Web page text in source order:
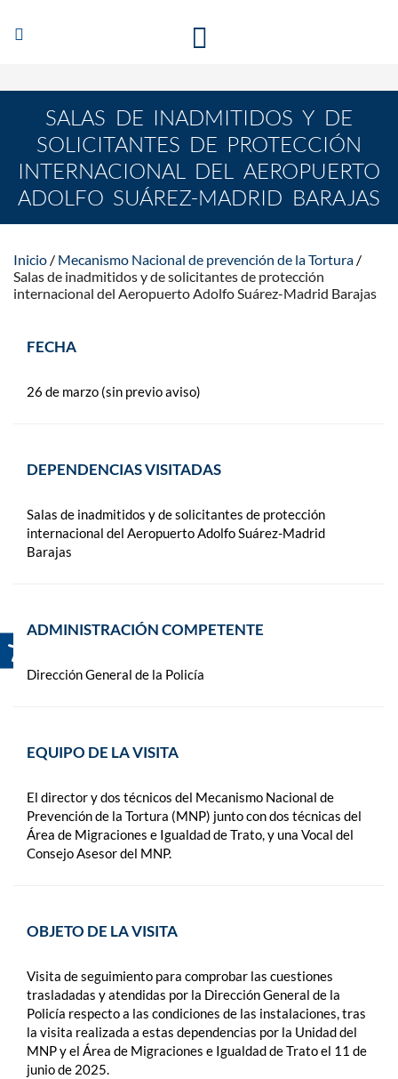
Abrir/Cerrar
navegación
SALAS DE INADMITIDOS Y DE
SOLICITANTES DE PROTECCIÓN
INTERNACIONAL DEL AEROPUERTO
ADOLFO SUÁREZ-MADRID BARAJAS
Inicio
Mecanismo Nacional de prevención de la Tortura
Salas de inadmitidos y de solicitantes de protección
internacional del Aeropuerto Adolfo Suárez-Madrid Barajas
FECHA
26 de marzo (sin previo aviso)
DEPENDENCIAS VISITADAS
Salas de inadmitidos y de solicitantes de protección
internacional del Aeropuerto Adolfo Suárez-Madrid
Barajas
ADMINISTRACIÓN COMPETENTE
Dirección General de la Policía
EQUIPO DE LA VISITA
El director y dos técnicos del Mecanismo Nacional de
Prevención de la Tortura (MNP) junto con dos técnicas del
Área de Migraciones e Igualdad de Trato, y una Vocal del
Consejo Asesor del MNP.
OBJETO DE LA VISITA
Visita de seguimiento para comprobar las cuestiones
trasladadas y atendidas por la Dirección General de la
Policía respecto a las condiciones de las instalaciones, tras
la visita realizada a estas dependencias por la Unidad del
MNP y el Área de Migraciones e Igualdad de Trato el 11 de
junio de 2025.